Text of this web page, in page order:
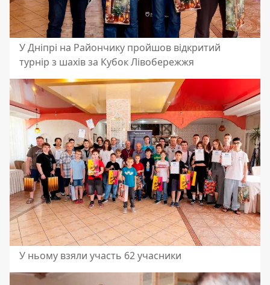
У Дніпрі на Райончику пройшов відкритий
турнір з шахів за Кубок Лівобережжя
У ньому взяли участь 62 учасники